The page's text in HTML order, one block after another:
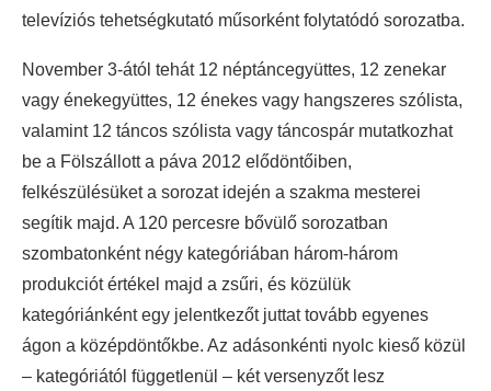
televíziós tehetségkutató műsorként folytatódó sorozatba.
November 3-ától tehát 12 néptáncegyüttes, 12 zenekar
vagy énekegyüttes, 12 énekes vagy hangszeres szólista,
valamint 12 táncos szólista vagy táncospár mutatkozhat
be a Fölszállott a páva 2012 elődöntőiben,
felkészülésüket a sorozat idején a szakma mesterei
segítik majd. A 120 percesre bővülő sorozatban
szombatonként négy kategóriában három-három
produkciót értékel majd a zsűri, és közülük
kategóriánként egy jelentkezőt juttat tovább egyenes
ágon a középdöntőkbe. Az adásonkénti nyolc kieső közül
– kategóriától függetlenül – két versenyzőt lesz